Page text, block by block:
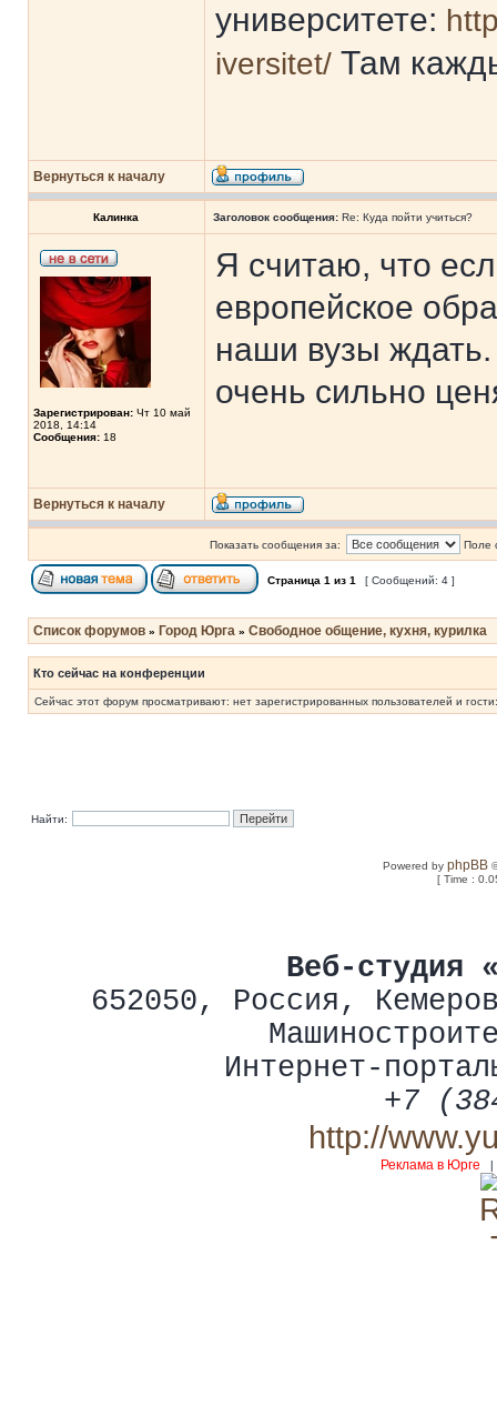
университете:
iversitet/ Там
Вернуться к началу
Калинка Заголовок сообщения: Re: Куда пойти учиться?
Зарегистрирован: Чт 10 май
2018, 14:14
Сообщения: 18
Я считаю, что
европейское
наши вузы
очень сильно
Вернуться к началу
Показать сообщения за: Поле
Страница 1 из 1 [ Сообщений: 4 ]
Список форумов » Город Юрга » Свободное общение, кухня, курилка
Кто сейчас на конференции
Сейчас этот форум просматривают: нет зарегистрированных пользователей и
Найти:
Powered byphpBB
[ Time :
Веб-студия
652050, Россия ,
Интернет-
+7
http://
Реклама в Юрге